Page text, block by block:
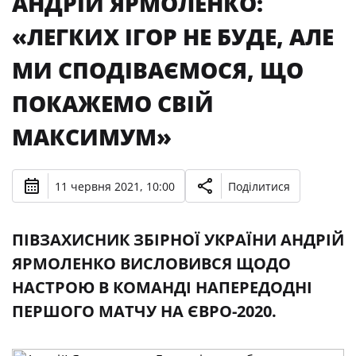
«ЛЕГКИХ ІГОР НЕ БУДЕ, АЛЕ
МИ СПОДІВАЄМОСЯ, ЩО
ПОКАЖЕМО СВІЙ
МАКСИМУМ»
11 червня 2021, 10:00 Поділитися
ПІВЗАХИСНИК ЗБІРНОЇ УКРАЇНИ АНДРІЙ
ЯРМОЛЕНКО ВИСЛОВИВСЯ ЩОДО
НАСТРОЮ В КОМАНДІ НАПЕРЕДОДНІ
ПЕРШОГО МАТЧУ НА ЄВРО-2020.